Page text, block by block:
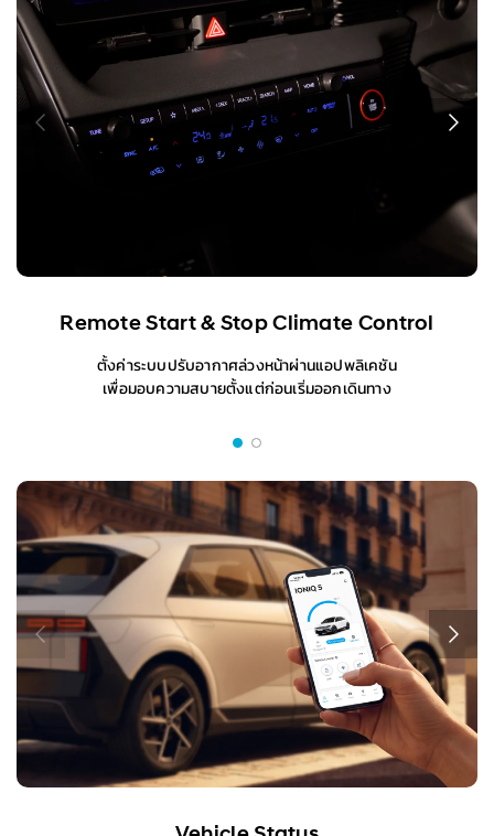
Remote Start & Stop Climate Control
ตั้งค่าระบบปรับอากาศล่วงหน้าผ่านแอปพลิเคชัน
เพื่อมอบความสบายตั้งแต่ก่อนเริ่มออกเดินทาง